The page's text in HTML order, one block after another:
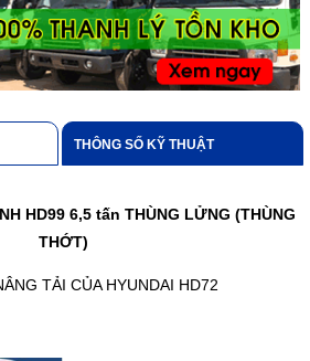
THÔNG SỐ KỸ THUẬT
HD99 6,5 tấn THÙNG LỬNG (THÙNG
THỚT)
TẢI CỦA HYUNDAI HD72